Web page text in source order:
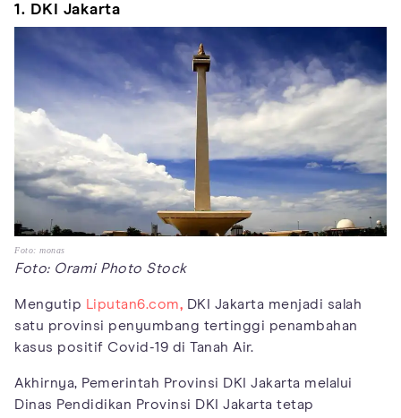
1. DKI Jakarta
Foto: monas
Foto: Orami Photo Stock
Mengutip Liputan6.com, DKI Jakarta menjadi salah
satu provinsi penyumbang tertinggi penambahan
kasus positif Covid-19 di Tanah Air.
Akhirnya, Pemerintah Provinsi DKI Jakarta melalui
Dinas Pendidikan Provinsi DKI Jakarta tetap